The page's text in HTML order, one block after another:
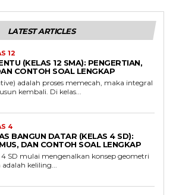
LATEST ARTICLES
12
(KELAS 12 SMA): PENGERTIAN,
CONTOH SOAL LENGKAP
adalah proses memecah, maka integral
kembali. Di kelas...
4
BANGUN DATAR (KELAS 4 SD):
DAN CONTOH SOAL LENGKAP
SD mulai mengenalkan konsep geometri
adalah keliling...